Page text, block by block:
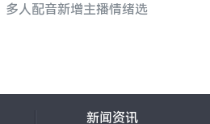
多人配音新增主播情绪选
新闻资讯